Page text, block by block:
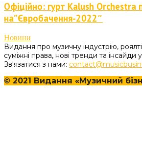
Офіційно: гурт Kalush Orchestra
на”Євробачення-2022″
Новини
Видання про музичну індустрію,
суміжні права, нові тренди та інсайди у
Зв'язатися з нами:
© 2021 Видання «Музичний